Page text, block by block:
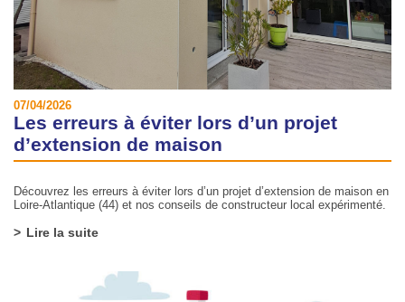
07/04/2026
Les erreurs à éviter lors d’un projet
d’extension de maison
Découvrez les erreurs à éviter lors d’un projet d’extension de maison en
Loire-Atlantique (44) et nos conseils de constructeur local expérimenté.
Lire la suite